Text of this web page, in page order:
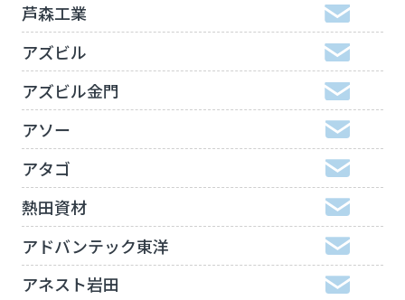
芦森工業
アズビル
アズビル金門
アソー
アタゴ
熱田資材
アドバンテック東洋
アネスト岩田